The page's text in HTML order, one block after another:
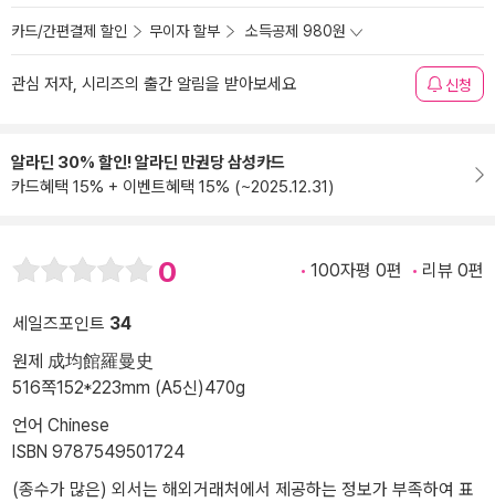
카드/간편결제 할인 무이자 할부 소득공제 980원
관심 저자, 시리즈의 출간 알림을 받아보세요 신청
알라딘 30% 할인! 알라딘 만권당 삼성카드
카드혜택 15% + 이벤트혜택 15% (~2025.12.31)
0 100자평 0편 리뷰 0편
세일즈포인트 34
원제 成均館羅曼史
516쪽152*223mm (A5신)470g
언어 Chinese
ISBN 9787549501724
(종수가 많은) 외서는 해외거래처에서 제공하는 정보가 부족하여 표